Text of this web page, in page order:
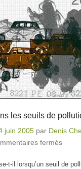
les seuils de
juin 2005 par Denis
fermés
t-il lorsqu’un seuil de